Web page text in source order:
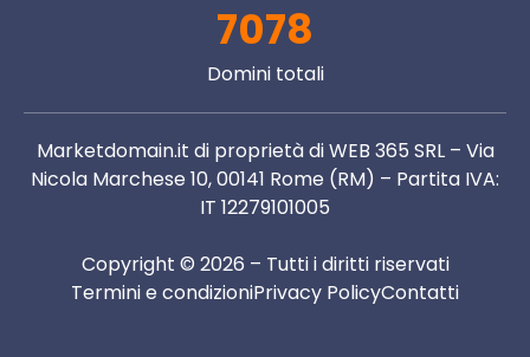
7078
Domini totali
Marketdomain.it di proprietà di WEB 365 SRL – Via
Nicola Marchese 10, 00141 Rome (RM) – Partita IVA:
IT 12279101005
Copyright © 2026 – Tutti i diritti riservati
Termini e condizioniPrivacy PolicyContatti